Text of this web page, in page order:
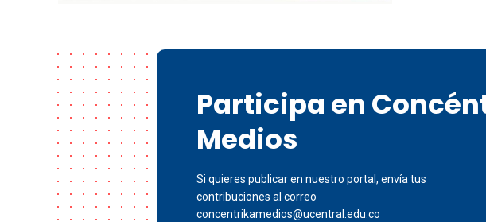
Participa en
Medios
Si quieres publicar en nuestro portal, envía tus
contribuciones al correo
concentrikamedios@ucentral.edu.co